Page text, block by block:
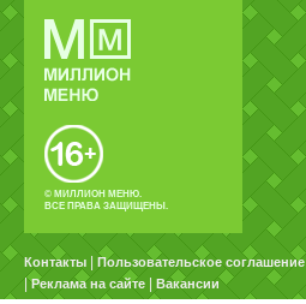
© МИЛЛИОН МЕНЮ.
ВСЕ ПРАВА ЗАЩИЩЕНЫ.
Контакты Пользовательское соглашение
|Реклама на сайте Вакансии